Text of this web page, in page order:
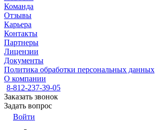
Команда
Отзывы
Карьера
Контакты
Партнеры
Лицензии
Документы
Политика обработки персональных данных
О компании
8-812-237-39-05
Заказать звонок
Задать вопрос
Войти